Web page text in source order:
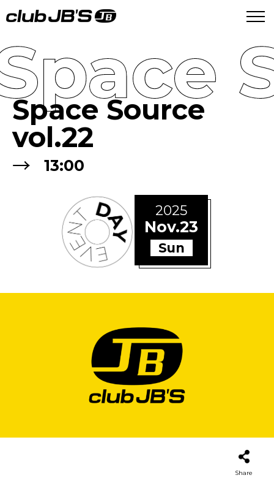
Space Source
vol.22
→ 13:00
2025
Nov.23
Sun
Share